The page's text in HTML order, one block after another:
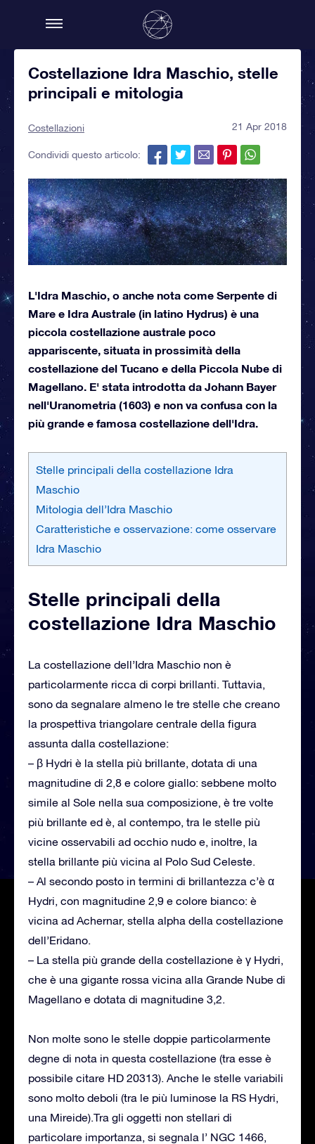
Costellazione Idra Maschio, stelle
principali e mitologia
Costellazioni 21 Apr 2018
Condividi questo articolo:
L'Idra Maschio, o anche nota come Serpente di
Mare e Idra Australe (in latino Hydrus) è una
piccola costellazione australe poco
appariscente, situata in prossimità della
costellazione del Tucano e della Piccola Nube di
Magellano. E' stata introdotta da Johann Bayer
nell'Uranometria (1603) e non va confusa con la
più grande e famosa costellazione dell'Idra.
Stelle principali della costellazione Idra
Maschio
Mitologia dell’Idra Maschio
Caratteristiche e osservazione: come osservare
Idra Maschio
Stelle principali della
costellazione Idra Maschio
La costellazione dell’Idra Maschio non è
particolarmente ricca di corpi brillanti. Tuttavia,
sono da segnalare almeno le tre stelle che creano
la prospettiva triangolare centrale della figura
assunta dalla costellazione:
– β Hydri è la stella più brillante, dotata di una
magnitudine di 2,8 e colore giallo: sebbene molto
simile al Sole nella sua composizione, è tre volte
più brillante ed è, al contempo, tra le stelle più
vicine osservabili ad occhio nudo e, inoltre, la
stella brillante più vicina al Polo Sud Celeste.
– Al secondo posto in termini di brillantezza c’è α
Hydri, con magnitudine 2,9 e colore bianco: è
vicina ad Achernar, stella alpha della costellazione
dell’Eridano.
– La stella più grande della costellazione è γ Hydri,
che è una gigante rossa vicina alla Grande Nube di
Magellano e dotata di magnitudine 3,2.
Non molte sono le stelle doppie particolarmente
degne di nota in questa costellazione (tra esse è
possibile citare HD 20313). Anche le stelle variabili
sono molto deboli (tra le più luminose la RS Hydri,
una Mireide).Tra gli oggetti non stellari di
particolare importanza, si segnala l’ NGC 1466,